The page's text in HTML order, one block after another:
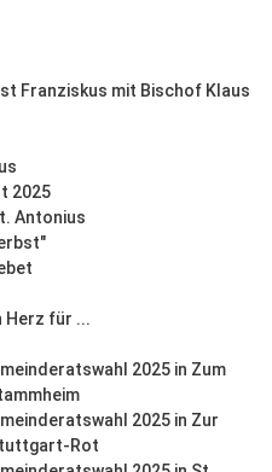
Franziskus mit Bischof Klaus
2025
Antonius
Herz für ...
2025 in Zum
2025 in Zur
Rot